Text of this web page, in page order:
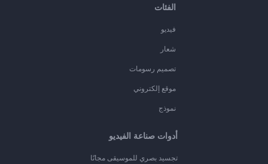
الفئات
فيديو
شعار
تصميم رسومات
موقع إلكتروني
نموذج
أدوات صناعة الفيديو
تجسيد بصري للموسيقى مجانًا